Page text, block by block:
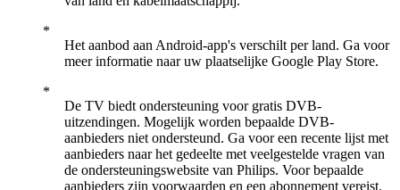
Het aanbod aan Android-app's verschilt per land. Ga voor
meer informatie naar uw plaatselijke Google Play Store.
De TV biedt ondersteuning voor gratis DVB-
uitzendingen. Mogelijk worden bepaalde DVB-
aanbieders niet ondersteund. Ga voor een recente lijst met
aanbieders naar het gedeelte met veelgestelde vragen van
de ondersteuningswebsite van Philips. Voor bepaalde
aanbieders zijn voorwaarden en een abonnement vereist.